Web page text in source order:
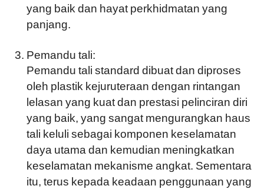
yang baik dan hayat perkhidmatan yang
panjang.
Pemandu tali:
Pemandu tali standard dibuat dan diproses
oleh plastik kejuruteraan dengan rintangan
lelasan yang kuat dan prestasi pelinciran diri
yang baik, yang sangat mengurangkan haus
tali keluli sebagai komponen keselamatan
daya utama dan kemudian meningkatkan
keselamatan mekanisme angkat. Sementara
itu, terus kepada keadaan penggunaan yang